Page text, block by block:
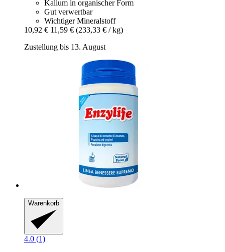
Kalium in organischer Form
Gut verwertbar
Wichtiger Mineralstoff
10,92 € 11,59 € (233,33 € / kg)
Zustellung bis 13. August
Warenkorb
4.0 (1)